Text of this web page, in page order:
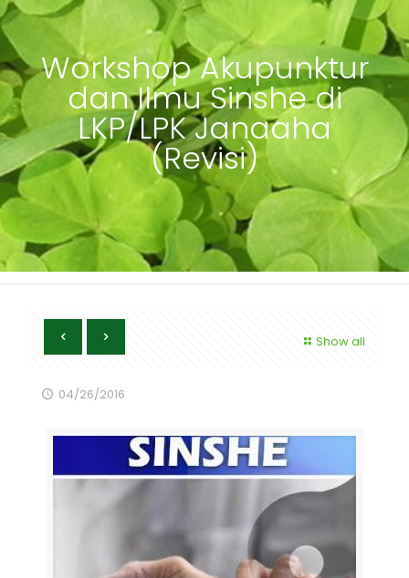
Workshop Akupunktur
dan Ilmu Sinshe di
LKP/LPK Janaaha
(Revisi)
Show all
04/26/2016